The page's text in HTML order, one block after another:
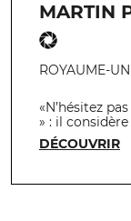
MARTIN
ROYAUME-
«N’hésitez
» : il
DÉCOUVRIR